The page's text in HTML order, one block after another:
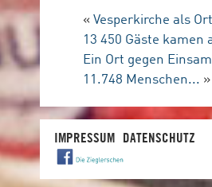
«Vesperkirche als
13 450 Gäste kamen
Ein Ort gegen
11.748 Menschen... »
IMPRESSUM DATENSCHUTZ